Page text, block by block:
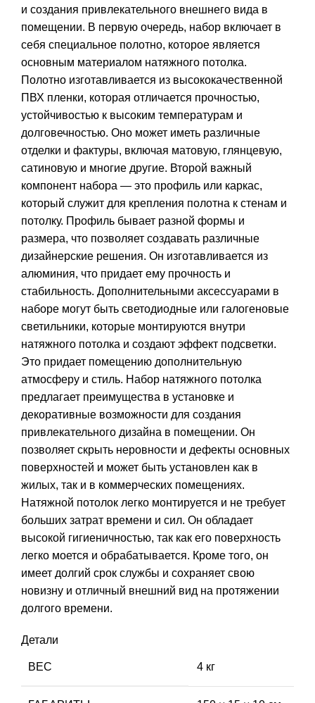
и создания привлекательного внешнего вида в
помещении. В первую очередь, набор включает в
себя специальное полотно, которое является
основным материалом натяжного потолка.
Полотно изготавливается из высококачественной
ПВХ пленки, которая отличается прочностью,
устойчивостью к высоким температурам и
долговечностью. Оно может иметь различные
отделки и фактуры, включая матовую, глянцевую,
сатиновую и многие другие. Второй важный
компонент набора — это профиль или каркас,
который служит для крепления полотна к стенам и
потолку. Профиль бывает разной формы и
размера, что позволяет создавать различные
дизайнерские решения. Он изготавливается из
алюминия, что придает ему прочность и
стабильность. Дополнительными аксессуарами в
наборе могут быть светодиодные или галогеновые
светильники, которые монтируются внутри
натяжного потолка и создают эффект подсветки.
Это придает помещению дополнительную
атмосферу и стиль. Набор натяжного потолка
предлагает преимущества в установке и
декоративные возможности для создания
привлекательного дизайна в помещении. Он
позволяет скрыть неровности и дефекты основных
поверхностей и может быть установлен как в
жилых, так и в коммерческих помещениях.
Натяжной потолок легко монтируется и не требует
больших затрат времени и сил. Он обладает
высокой гигиеничностью, так как его поверхность
легко моется и обрабатывается. Кроме того, он
имеет долгий срок службы и сохраняет свою
новизну и отличный внешний вид на протяжении
долгого времени.
Детали
ВЕС 4 кг